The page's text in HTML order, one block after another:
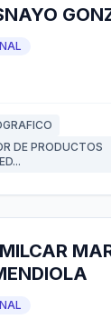
DE PRODUCTOS